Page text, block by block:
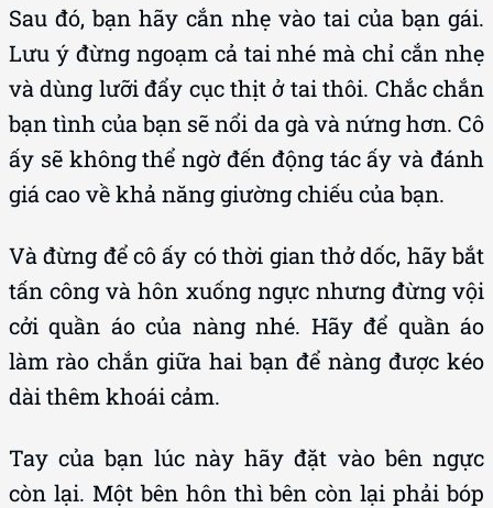
Sau đó, bạn hãy cắn nhẹ vào tai của bạn gái.
Lưu ý đừng ngoạm cả tai nhé mà chỉ cắn nhẹ
và dùng lưỡi đẩy cục thịt ở tai thôi. Chắc chắn
bạn tình của bạn sẽ nổi da gà và nứng hơn. Cô
ấy sẽ không thể ngờ đến động tác ấy và đánh
giá cao về khả năng giường chiếu của bạn.
Và đừng để cô ấy có thời gian thở dốc, hãy bắt
tấn công và hôn xuống ngực nhưng đừng vội
cởi quần áo của nàng nhé. Hãy để quần áo
làm rào chắn giữa hai bạn để nàng được kéo
dài thêm khoái cảm.
Tay của bạn lúc này hãy đặt vào bên ngực
còn lại. Một bên hôn thì bên còn lại phải bóp